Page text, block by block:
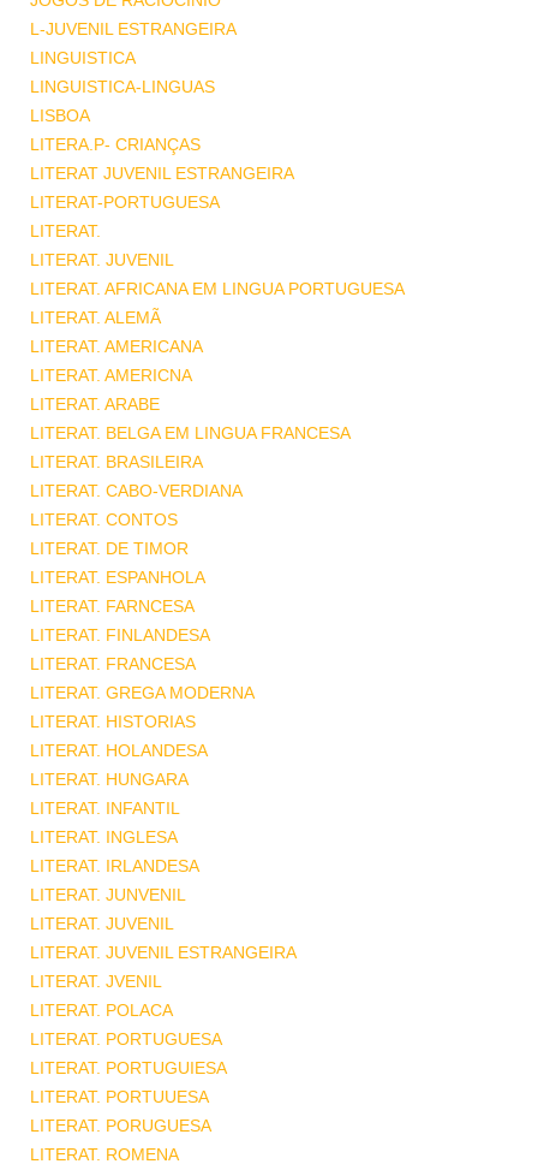
L-JUVENIL ESTRANGEIRA
LINGUISTICA
LINGUISTICA-LINGUAS
LISBOA
LITERA.P- CRIANÇAS
LITERAT JUVENIL ESTRANGEIRA
LITERAT-PORTUGUESA
LITERAT.
LITERAT. JUVENIL
LITERAT. AFRICANA EM LINGUA PORTUGUESA
LITERAT. ALEMÃ
LITERAT. AMERICANA
LITERAT. AMERICNA
LITERAT. ARABE
LITERAT. BELGA EM LINGUA FRANCESA
LITERAT. BRASILEIRA
LITERAT. CABO-VERDIANA
LITERAT. CONTOS
LITERAT. DE TIMOR
LITERAT. ESPANHOLA
LITERAT. FARNCESA
LITERAT. FINLANDESA
LITERAT. FRANCESA
LITERAT. GREGA MODERNA
LITERAT. HISTORIAS
LITERAT. HOLANDESA
LITERAT. HUNGARA
LITERAT. INFANTIL
LITERAT. INGLESA
LITERAT. IRLANDESA
LITERAT. JUNVENIL
LITERAT. JUVENIL
LITERAT. JUVENIL ESTRANGEIRA
LITERAT. JVENIL
LITERAT. POLACA
LITERAT. PORTUGUESA
LITERAT. PORTUGUIESA
LITERAT. PORTUUESA
LITERAT. PORUGUESA
LITERAT. ROMENA